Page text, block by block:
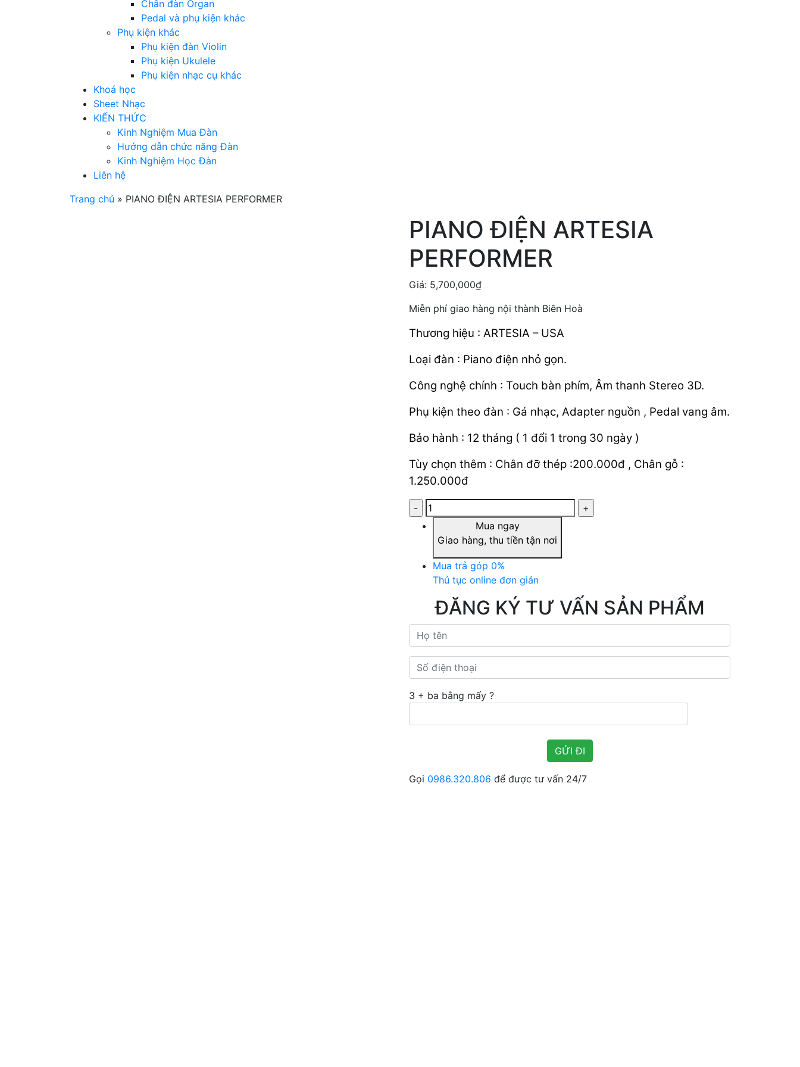
Chân đàn Organ
Pedal và phụ kiện khác
Phụ kiện khác
Phụ kiện đàn Violin
Phụ kiện Ukulele
Phụ kiện nhạc cụ khác
Khoá học
Sheet Nhạc
KIẾN THỨC
Kinh Nghiệm Mua Đàn
Hướng dẫn chức năng Đàn
Kinh Nghiệm Học Đàn
Liên hệ
Trang chủ » PIANO ĐIỆN ARTESIA PERFORMER
PIANO ĐIỆN ARTESIA
PERFORMER
Giá: 5,700,000₫
Miễn phí giao hàng nội thành Biên Hoà
Thương hiệu : ARTESIA – USA
Loại đàn : Piano điện nhỏ gọn.
Công nghệ chính : Touch bàn phím, Âm thanh Stereo 3D.
Phụ kiện theo đàn : Gá nhạc, Adapter nguồn , Pedal vang âm.
Bảo hành : 12 tháng ( 1 đổi 1 trong 30 ngày )
Tùy chọn thêm : Chân đỡ thép :200.000đ , Chân gỗ :
1.250.000đ
Mua ngay
Giao hàng, thu tiền tận nơi
Mua trả góp 0%
Thủ tục online đơn giản
ĐĂNG KÝ TƯ VẤN SẢN PHẨM
3 + ba bằng mấy ?
Gọi 0986.320.806 để được tư vấn 24/7